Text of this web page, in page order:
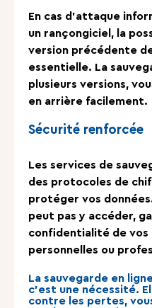
En cas d’attaque
un rançongiciel, la
version précédente
essentielle. La
plusieurs versions,
en arrière facilement.
Sécurité renforcée
Les services de
des protocoles de
protéger vos
peut pas y accéder,
confidentialité de vos
personnelles ou
La sauvegarde en
c’est une nécessité.
contre les pertes,